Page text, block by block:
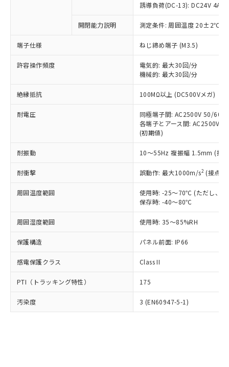
誘導負荷(DC-13): DC24V 4A/
開閉能力説明 測定条件: 周囲温度 20±2℃、
端子仕様 ねじ締め端子 (M3.5)
許容操作頻度
電気的: 最大30回/分
機械的: 最大30回/分
絶縁抵抗 100MΩ以上 (DC500Vメガ)
耐電圧
同極端子間: AC2500V 50/
各端子とアース間: AC2500V
(初期値)
耐振動 10～55Hz 複振幅 1.5mm (接
耐衝撃 誤動作: 最大1000m/s2 (接点
周囲温度範囲
使用時: -25～70℃ (ただし、氷
保存時: -40～80℃
周囲湿度範囲 使用時: 35～85%RH
保護構造 パネル前面: IP66
感電保護クラス Class II
PTI（トラッキング特性） 175
汚染度 3 (EN60947-5-1)
以下の条件をお読みいただき、同意のうえ
本サービスは、当社制御機器事業取扱
商品の当社在庫状況および標準価格
(税抜)を提供させていただくもので
当社制御機器事業取扱商品の中には、
本サービスの対象外となる商品もある
ことをご了承ください。
在庫状況および標準価格照会結果は、
記載している更新日時点での社内デー
タに基づき作成されるものであり、閲
覧された時点での実際の在庫および標
準価格とは異なる場合があることをご
正式な納期状況および標準価格はお客
様のお取引先、またはお客様担当のオ
ムロン制御機器販売店・当社販売員に
オムロン制御機器販売店や当社販売拠
販売ネットワーク
」をご確認
ください。
在庫状況および標準価格結果を当社の
事前の承諾なく第三者に漏洩または開
示しないようお願いします。
マイパーツ機能（部品リスト作成サー
ビス）をご利用いただくには、I-Web
対応予定なし：EU RoHS指令（10物質）の
非含有に非対応の商品で、対応品を出す予
調査・確認中：EU RoHS指令（10物質）の
非含有の対応状況を調査中または確認中の
商品です。
害物質有無と関係のない商品です。
仕入先様の事情により、非含有部品として
いたものが、含有品と判明した場合などや
むを得ず変更することがあります。
鉛(Pb) 1000ppm以下、 水銀(Hg) 1000ppm以下、 カド
六価クロム(Cr(Ⅵ)) 1000ppm以下、ポリ臭化ビフェニル
類(PBB) 1000ppm以下、ポリ臭化ジフェニルエーテル類
(PBDE) 1000ppm以下、フタル酸ビス(2-エチルヘキシ
ル) (DEHP)(別名：DOP) 1000ppm以下、フタル酸ブチ
ルベンジル（BBP） 1000ppm以下、フタル酸ジブチル
（DBP） 1000ppm以下、フタル酸ジイソブチル
但し、RoHS指令で産業用監視および制御機器に対する
フタル酸エステル類の４物質については閾値を超える意
図的な使用がないことを確認しています。
※2 対応予定月
部品在庫の切り替え状況などにより、予定
月が前後することがあります。
「○」：最大均質材料含有率が中国RoHSの
基準値以下であることを示します。
「×」：最大均質材料含有率が中国RoHSの
基準値を超えていることを示します。
「－」：未確認です。当社販売部門へお問
*中国RoHS10物質の基準値 (GB/T26572)：
Pb(鉛) :1000ppm、 Hg(水銀) : 1000ppm、 Cd(カドミウ
Cr(Ⅵ)(六価クロム) : 1000ppm、 PBBs(ポリ臭化ビフェ
ニル類) : 1000ppm、 PBDEs(ポリ臭化ジフェニルエーテ
ル類) : 1000ppm、
DBP(フタル酸ジブチル) : 1000ppm、 DIBP(フタル酸ジ
DEHP(フタル酸ビス(2-エチルヘキシル)) : 1000ppm
「ｅ」：有害物質（10物質）のすべてが基
準値以下であることを示します。
「10」：通常の使用状況下において有害物
質が外部に漏えいし、環境に深刻な影響を
当社は、これら貴社製品のうち、外国
為替および外国貿易法に定める商品
（以下｢規制貨物等」という）を輸出
または国外への提供する場合は、日本
国政府の輸出許可(または役務取引許
可)を取得するなどの必要な手続きを
当社は規制貨物を破棄する場合は、完
全に破砕するなど、違法に輸出されな
いよう必要な手段を講じます。
当社は貴社製品を、核兵器、ミサイ
ル、化学兵器、生物兵器またはその他
武器並びにこれらの製造装置等に一切
当社は、貴社製品を第三者に販売する
場合は、上記1、2および3の内容を当
該第三者に通知します。また当社は、
販売先および販売に係わる関係者が違
法に輸出するおそれがある場合は、取
一定数以上の在庫あり
一定数には満たないが在庫あり
在庫なし(最新の在庫状況につ
いては、お客様のお取引先、ま
たはお客様担当のオムロン制御
機器販売店・当社販売員にご確
認ください)
白
受注生産機種、また在庫状況の
情報を公開していない機種